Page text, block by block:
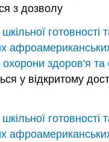
з дозволу
готовності
здоров'я та
у відкритому
готовності